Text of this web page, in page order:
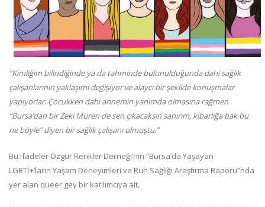
“Kimliğim bilindiğinde ya da tahminde bulunulduğunda dahi sağlık
çalışanlarının yaklaşımı değişiyor ve alaycı bir şekilde konuşmalar
yapıyorlar. Çocukken dahi annemin yanımda olmasına rağmen
“Bursa’dan bir Zeki Müren de sen çıkacaksın sanırım, kibarlığa bak bu
ne böyle” diyen bir sağlık çalışanı olmuştu.”
Bu ifadeler Özgür Renkler Derneği’nin “Bursa’da Yaşayan
LGBTİ+’ların Yaşam Deneyimleri ve Ruh Sağlığı Araştırma Raporu”nda
yer alan queer gey bir katılımcıya ait.